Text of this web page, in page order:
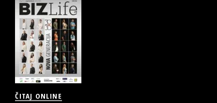
ČITAJ ONLINE